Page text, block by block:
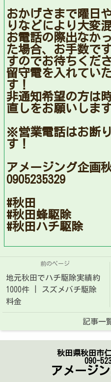
おかげさまで曜日
りなどにより大変
お電話の際出なか
た場合、お手数で
すのでお待ちくだ
留守電を入れてい
す！
非通知希望の方は
直しをお願いします
※営業電話はお断
す！
アメージング企画
0905235329
#秋田
#秋田蜂駆除
#秋田ハチ駆除
前のページ
地元秋田でハチ駆除実績約
1000件 | スズメバチ駆除
料金
記事一
秋田県秋田市
090-
アメージ